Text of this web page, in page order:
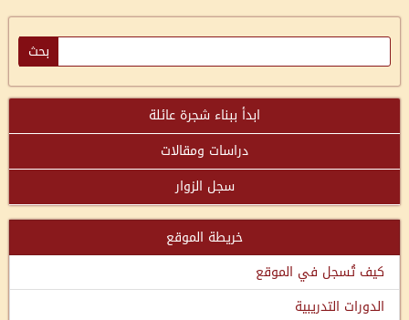
ابدأ ببناء شجرة عائلة
دراسات ومقالات
سجل الزوار
خريطة الموقع
كيف تُسجل في الموقع
الدورات التدريبية